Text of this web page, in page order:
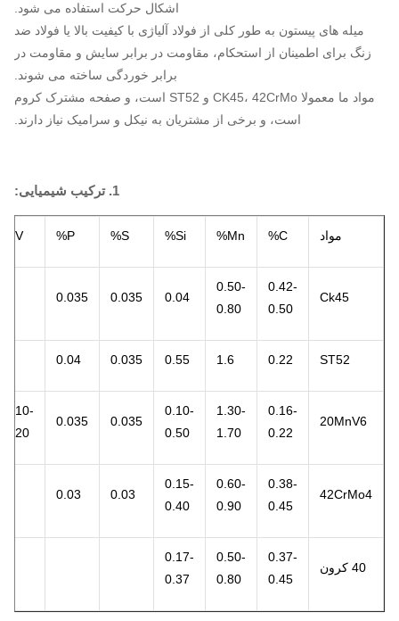
اشکال حرکت استفاده می شود.
میله های پیستون به طور کلی از فولاد آلیاژی با کیفیت بالا یا فولاد ضد
زنگ برای اطمینان از استحکام، مقاومت در برابر سایش و مقاومت در
برابر خوردگی ساخته می شوند.
مواد ما معمولا CK45، 42CrMo و ST52 است، و صفحه مشترک کروم
است، و برخی از مشتریان به نیکل و سرامیک نیاز دارند.
1. ترکیب شیمیایی:
مواد C%
Mn%
Si%
S%
P%
V%
Ck45
0.42-
0.50
0.50-
0.80
0.04
0.035
0.035
ST52
0.22
1.6
0.55
0.035
0.04
20MnV6
0.16-
0.22
1.30-
1.70
0.10-
0.50
0.035
0.035
0.10-
0.20
42CrMo4
0.38-
0.45
0.60-
0.90
0.15-
0.40
0.03
0.03
40 کرون
0.37-
0.45
0.50-
0.80
0.17-
0.37